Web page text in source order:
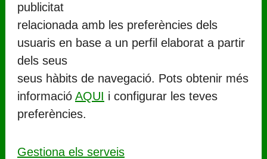
publicitat
relacionada amb les preferències dels
usuaris en base a un perfil elaborat a partir
dels seus
seus hàbits de navegació. Pots obtenir més
informació AQUI i configurar les teves
preferències.
Gestiona els serveis
Ajuntament de Llorenç del Penedès
Rambla Marinada, 27 (
977 67 71 06